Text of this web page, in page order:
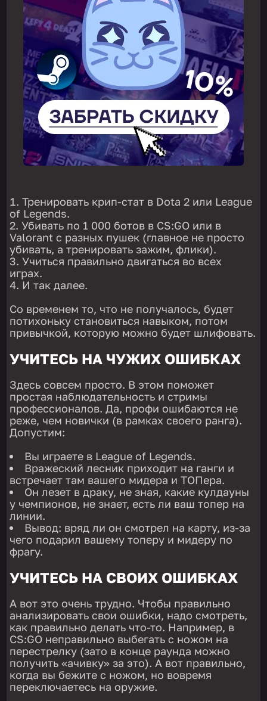
Тренировать крип-стат в Dota 2 или League
of Legends.
Убивать по 1 000 ботов в CS:GO или в
Valorant с разных пушек (главное не просто
убивать, а тренировать зажим, флики).
Учиться правильно двигаться во всех
играх.
И так далее.
Со временем то, что не получалось, будет
потихоньку становиться навыком, потом
привычкой, которую можно будет шлифовать.
УЧИТЕСЬ НА ЧУЖИХ ОШИБКАХ
Здесь совсем просто. В этом поможет
простая наблюдательность и стримы
профессионалов. Да, профи ошибаются не
реже, чем новички (в рамках своего ранга).
Допустим:
Вы играете в League of Legends.
Вражеский лесник приходит на ганги и
встречает там вашего мидера и ТОПера.
Он лезет в драку, не зная, какие кулдауны
у чемпионов, не знает, есть ли ваш топер на
линии.
Вывод: вряд ли он смотрел на карту, из-за
чего подарил вашему топеру и мидеру по
фрагу.
УЧИТЕСЬ НА СВОИХ ОШИБКАХ
А вот это очень трудно. Чтобы правильно
анализировать свои ошибки, надо смотреть,
как правильно делать что-то. Например, в
CS:GO неправильно выбегать с ножом на
перестрелку (зато в конце раунда можно
получить «ачивку» за это). А вот правильно,
когда вы бежите с ножом, но вовремя
переключаетесь на оружие.